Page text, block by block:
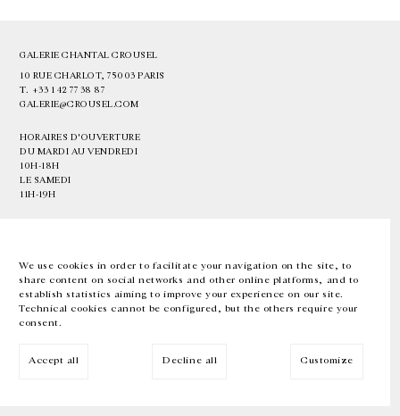
We use cookies in order to facilitate your navigation on the site, to
share content on social networks and other online platforms, and to
establish statistics aiming to improve your experience on our site.
Technical cookies cannot be configured, but the others require your
consent.
Accept all Decline all Customize
GALERIE CHANTAL CROUSEL
10 RUE CHARLOT, 75003 PARIS
T. +33 1 42 77 38 87
GALERIE@CROUSEL.COM
HORAIRES D'OUVERTURE
DU MARDI AU VENDREDI
10H-18H
LE SAMEDI
11H-19H
EN FR 中文 Facebook Instagram
Inscrivez-vous à notre newsletter